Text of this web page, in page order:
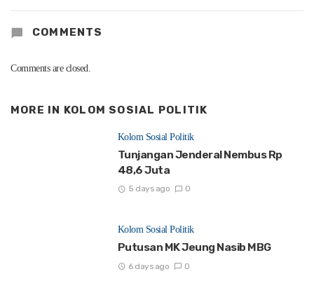
COMMENTS
Comments are closed.
MORE IN KOLOM SOSIAL POLITIK
Kolom Sosial Politik
Tunjangan Jenderal Nembus Rp
48,6 Juta
5 days ago 0
Kolom Sosial Politik
Putusan MK Jeung Nasib MBG
6 days ago 0